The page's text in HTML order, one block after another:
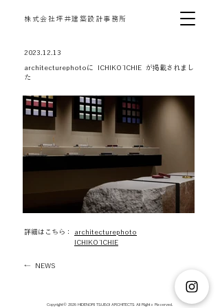
​株式会社坪井建築設計事務所
2023.12.13
architecturephotoに ICHIKŌ ICHIE が掲載されまし
た
​詳細はこちら：
architecturephoto
ICHIKŌ ICHIE
← NEWS
​​Copyright©︎ 2026 HIDENORI TSUBOI ARCHITECTS All Rights Reserved.